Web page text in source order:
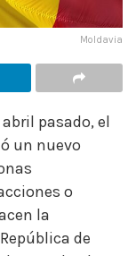
Moldavia
pasado, el
un nuevo
o
la
de